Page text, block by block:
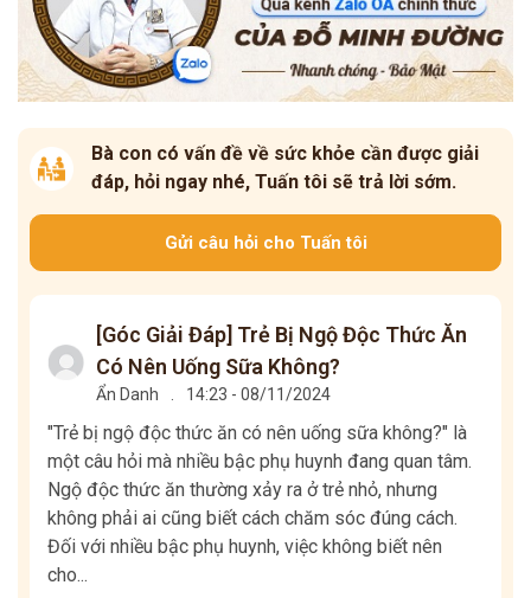
Bà con có vấn đề về sức khỏe cần được giải
đáp, hỏi ngay nhé, Tuấn tôi sẽ trả lời sớm.
Gửi câu hỏi cho Tuấn tôi
[Góc Giải Đáp] Trẻ Bị Ngộ Độc Thức Ăn
Có Nên Uống Sữa Không?
Ẩn Danh . 14:23 - 08/11/2024
"Trẻ bị ngộ độc thức ăn có nên uống sữa không?" là
một câu hỏi mà nhiều bậc phụ huynh đang quan tâm.
Ngộ độc thức ăn thường xảy ra ở trẻ nhỏ, nhưng
không phải ai cũng biết cách chăm sóc đúng cách.
Đối với nhiều bậc phụ huynh, việc không biết nên
cho...